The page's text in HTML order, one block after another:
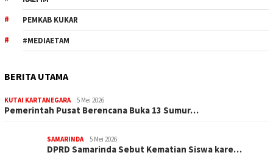
PEMKAB KUKAR
#MEDIAETAM
BERITA UTAMA
KUTAI KARTANEGARA 5 Mei 2026
Pemerintah Pusat Berencana Buka 13 Sumur…
SAMARINDA 5 Mei 2026
DPRD Samarinda Sebut Kematian Siswa kare…